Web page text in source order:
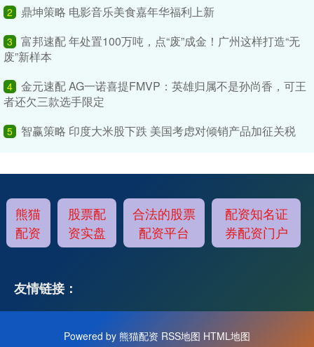
2 鼎坤策略 电影音乐美食嘉年华福利上新
3
富邦速配 年处置100万吨，点“废”成金！广州这样打造“无
废”新样本
4 金元速配 AG一诺喜提FMVP：英雄归属不是孙尚香，可王
者还欠三款选手限定
5 智赢策略 印度大米股下跌 美国考虑对倾销产品加征关税
熊猫
配资
股票配
资实盘
合法的股票
配资平台
配资知名证
券配资门户
友情链接：
Powered by 熊猫配资 RSS地图 HTML地图